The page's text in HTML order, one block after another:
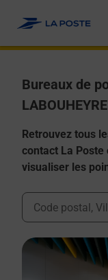
Bureaux de
Retrouvez tous
contact La
visualiser les
Ville,